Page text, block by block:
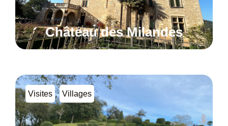
Château des Milandes
Visites , Villages